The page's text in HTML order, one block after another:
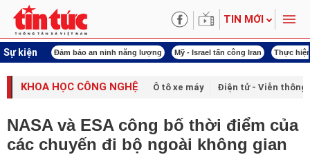
TIN MỚI
Sự kiện
khóa XVI Đảm bảo an ninh năng lượng Mỹ - Israel tấn công Iran Thực
KHOA HỌC CÔNG NGHỆ Ô tô xe máy Điện tử - Viễn thông
NASA và ESA công bố thời điểm của
các chuyến đi bộ ngoài không gian